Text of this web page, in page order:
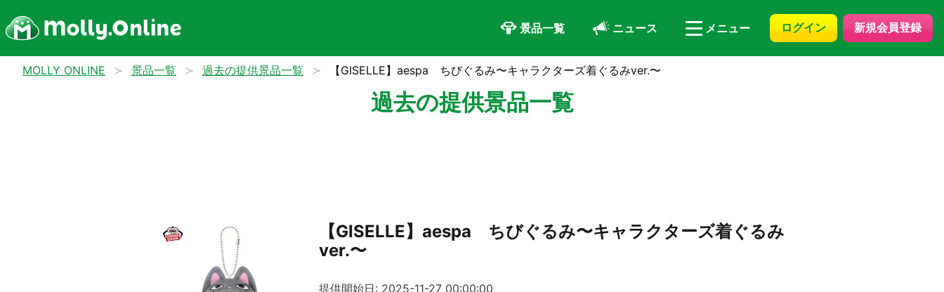
景品一覧 ニュース メニュー ログイン 新規会員登録
MOLLY ONLINE 景品一覧 過去の提供景品一覧 【GISELLE】aespa ちびぐるみ〜キャラクターズ着ぐるみver.〜
過去の提供景品一覧
【GISELLE】aespa ちびぐるみ〜キャラクターズ着ぐるみ
ver.〜
提供開始日: 2025-11-27 00:00:00